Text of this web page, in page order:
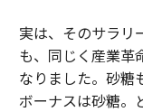
実は、そのサラリ
も、同じく産業革
なりました。砂糖
ボーナスは砂糖。